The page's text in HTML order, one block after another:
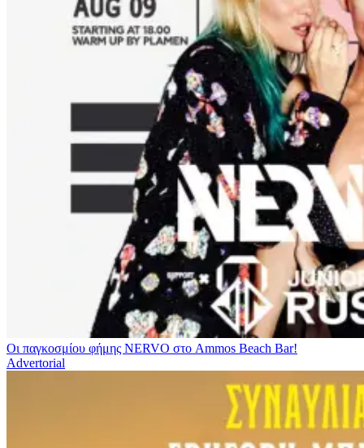
Οι παγκοσμίου φήμης NERVO στο Ammos Beach Bar!
Advertorial